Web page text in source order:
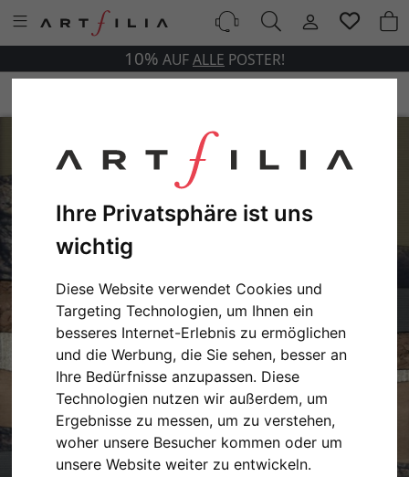
Ihre Privatsphäre ist uns
wichtig
Diese Website verwendet Cookies und
Targeting Technologien, um Ihnen ein
besseres Internet-Erlebnis zu ermöglichen
und die Werbung, die Sie sehen, besser an
Ihre Bedürfnisse anzupassen. Diese
Technologien nutzen wir außerdem, um
Ergebnisse zu messen, um zu verstehen,
woher unsere Besucher kommen oder um
unsere Website weiter zu entwickeln.
10% AUFALLE POSTER!